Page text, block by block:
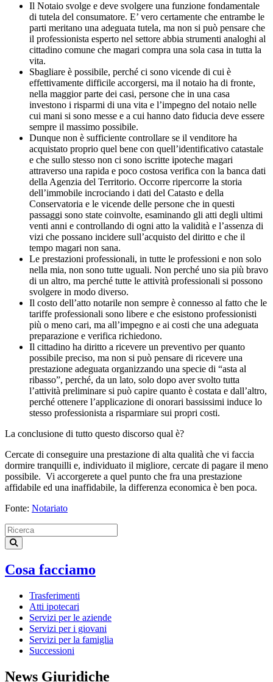
Il Notaio svolge e deve svolgere una funzione fondamentale
di tutela del consumatore. E’ vero certamente che entrambe le
parti meritano una adeguata tutela, ma non si può pensare che
il professionista esperto nel settore abbia strumenti analoghi al
cittadino comune che magari compra una sola casa in tutta la
vita.
Sbagliare è possibile, perché ci sono vicende di cui è
effettivamente difficile accorgersi, ma il notaio ha di fronte,
nella maggior parte dei casi, persone che in una casa
investono i risparmi di una vita e l’impegno del notaio nelle
cui mani si sono messe e a cui hanno dato fiducia deve essere
sempre il massimo possibile.
Dunque non è sufficiente controllare se il venditore ha
acquistato proprio quel bene con quell’identificativo catastale
e che sullo stesso non ci sono iscritte ipoteche magari
attraverso una rapida e poco costosa verifica con la banca dati
della Agenzia del Territorio. Occorre ripercorre la storia
dell’immobile incrociando i dati del Catasto e della
Conservatoria e le vicende delle persone che in questi
passaggi sono state coinvolte, esaminando gli atti degli ultimi
venti anni e controllando di ogni atto la validità e l’assenza di
vizi che possano incidere sull’acquisto del diritto e che il
tempo magari non sana.
Le prestazioni professionali, in tutte le professioni e non solo
nella mia, non sono tutte uguali. Non perché uno sia più bravo
di un altro, ma perché tutte le attività professionali si possono
svolgere in modo diverso.
Il costo dell’atto notarile non sempre è connesso al fatto che le
tariffe professionali sono libere e che esistono professionisti
più o meno cari, ma all’impegno e ai costi che una adeguata
preparazione e verifica richiedono.
Il cittadino ha diritto a ricevere un preventivo per quanto
possibile preciso, ma non si può pensare di ricevere una
prestazione adeguata organizzando una specie di “asta al
ribasso”, perché, da un lato, solo dopo aver svolto tutta
l’attività preliminare si può capire quanto è costata e dall’altro,
perché ottenere l’applicazione di onorari bassissimi induce lo
stesso professionista a risparmiare sui propri costi.
La conclusione di tutto questo discorso qual è?
Cercate di conseguire una prestazione di alta qualità che vi faccia
dormire tranquilli e, individuato il migliore, cercate di pagare il meno
possibile. Vi accorgerete a quel punto che fra una prestazione
affidabile ed una inaffidabile, la differenza economica è ben poca.
Fonte: Notariato
Cosa facciamo
Trasferimenti
Atti ipotecari
Servizi per le aziende
Servizi per i giovani
Servizi per la famiglia
Successioni
News Giuridiche